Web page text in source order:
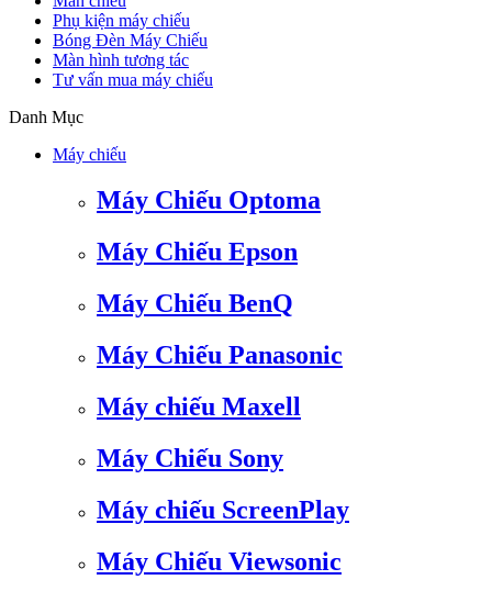
Phụ kiện máy chiếu
Bóng Đèn Máy Chiếu
Màn hình tương tác
Tư vấn mua máy chiếu
Danh Mục
Máy chiếu
Máy Chiếu Optoma
Máy Chiếu Epson
Máy Chiếu BenQ
Máy Chiếu Panasonic
Máy chiếu Maxell
Máy Chiếu Sony
Máy chiếu ScreenPlay
Máy Chiếu Viewsonic